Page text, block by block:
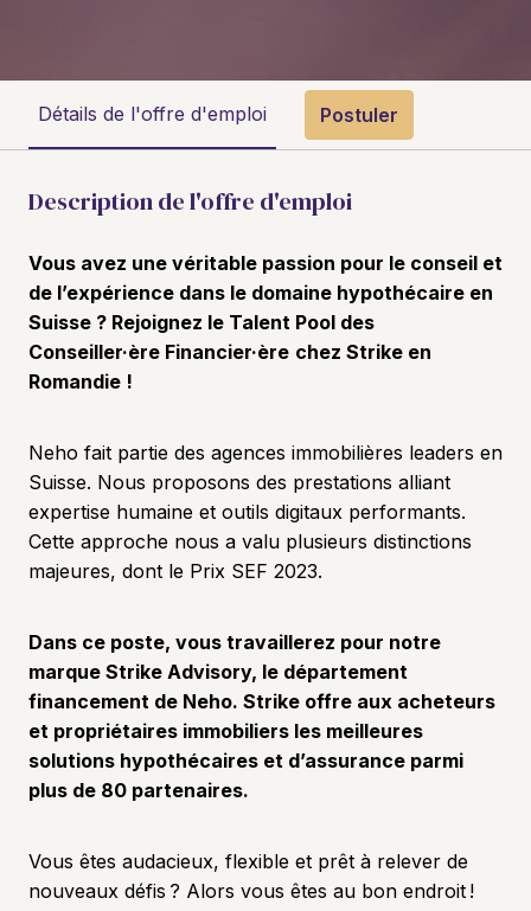
Détails de l'offre d'emploi Postuler
Description de l'offre d'emploi
Vous avez une véritable passion pour le conseil et
de l’expérience dans le domaine hypothécaire en
Suisse ? Rejoignez le Talent Pool des
Conseiller·ère Financier·ère chez Strike en
Romandie !
Neho fait partie des agences immobilières leaders en
Suisse. Nous proposons des prestations alliant
expertise humaine et outils digitaux performants.
Cette approche nous a valu plusieurs distinctions
majeures, dont le Prix SEF 2023.
Dans ce poste, vous travaillerez pour notre
marque Strike Advisory, le département
financement de Neho. Strike offre aux acheteurs
et propriétaires immobiliers les meilleures
solutions hypothécaires et d’assurance parmi
plus de 80 partenaires.
Vous êtes audacieux, flexible et prêt à relever de
nouveaux défis ? Alors vous êtes au bon endroit !